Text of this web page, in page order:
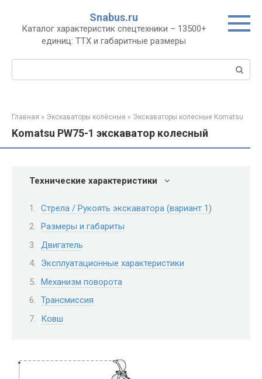
контенту
Snabus.ru
Каталог характеристик спецтехники – 13500+
единиц: ТТХ и габаритные размеры
Главная » Экскаваторы колёсные » Экскаваторы колесные Komatsu
Komatsu PW75-1 экскаватор колесный
Технические характеристики
Стрела / Рукоять экскаватора (вариант 1)
Размеры и габариты
Двигатель
Эксплуатационные характеристики
Механизм поворота
Трансмиссия
Ковш